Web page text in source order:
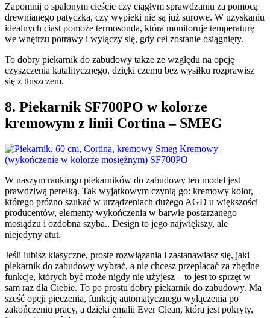
Zapomnij o spalonym cieście czy ciągłym sprawdzaniu za pomocą
drewnianego patyczka, czy wypieki nie są już surowe. W uzyskaniu
idealnych ciast pomoże termosonda, która monitoruje temperaturę
we wnętrzu potrawy i wyłączy się, gdy cel zostanie osiągnięty.
To dobry piekarnik do zabudowy także ze względu na opcję
czyszczenia katalitycznego, dzięki czemu bez wysiłku rozprawisz
się z tłuszczem.
8. Piekarnik SF700PO w kolorze
kremowym z linii Cortina – SMEG
­W naszym rankingu piekarników do zabudowy ten model jest
prawdziwą perełką. Tak wyjątkowym czynią go: kremowy kolor,
którego próżno szukać w urządzeniach dużego AGD u większości
producentów, elementy wykończenia w barwie postarzanego
mosiądzu i ozdobna szyba.. Design to jego największy, ale
niejedyny atut.
Jeśli lubisz klasyczne, proste rozwiązania i zastanawiasz się, jaki
piekarnik do zabudowy wybrać, a nie chcesz przepłacać za zbędne
funkcje, których być może nigdy nie użyjesz – to jest to sprzęt w
sam raz dla Ciebie. To po prostu dobry piekarnik do zabudowy. Ma
sześć opcji pieczenia, funkcję automatycznego wyłączenia po
zakończeniu pracy, a dzięki emalii Ever Clean, którą jest pokryty,